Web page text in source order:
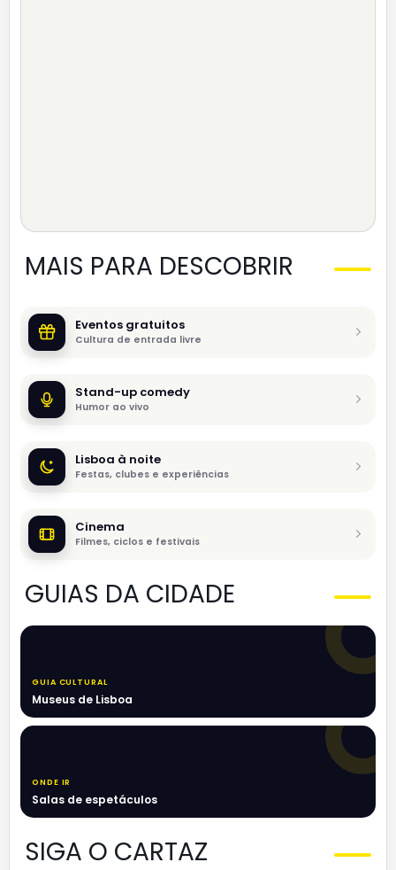
MAIS PARA DESCOBRIR
Eventos gratuitos
Cultura de entrada livre
Stand-up comedy
Humor ao vivo
Lisboa à noite
Festas, clubes e experiências
Cinema
Filmes, ciclos e festivais
GUIAS DA CIDADE
GUIA CULTURAL
Museus de Lisboa
ONDE IR
Salas de espetáculos
SIGA O CARTAZ